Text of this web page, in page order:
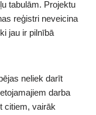
tabulām. Projektu
reģistri neveicina
jau ir pilnībā
neliek darīt
darba
citiem, vairāk